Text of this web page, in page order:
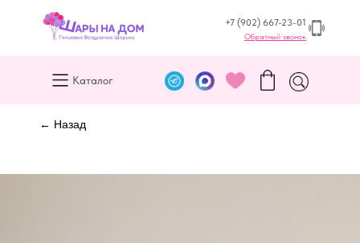
+7 (902) 667-23-01
Обратный звонок
Каталог
← Назад